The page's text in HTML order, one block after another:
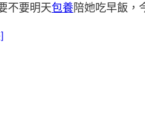
不要明天包養陪她吃早飯，